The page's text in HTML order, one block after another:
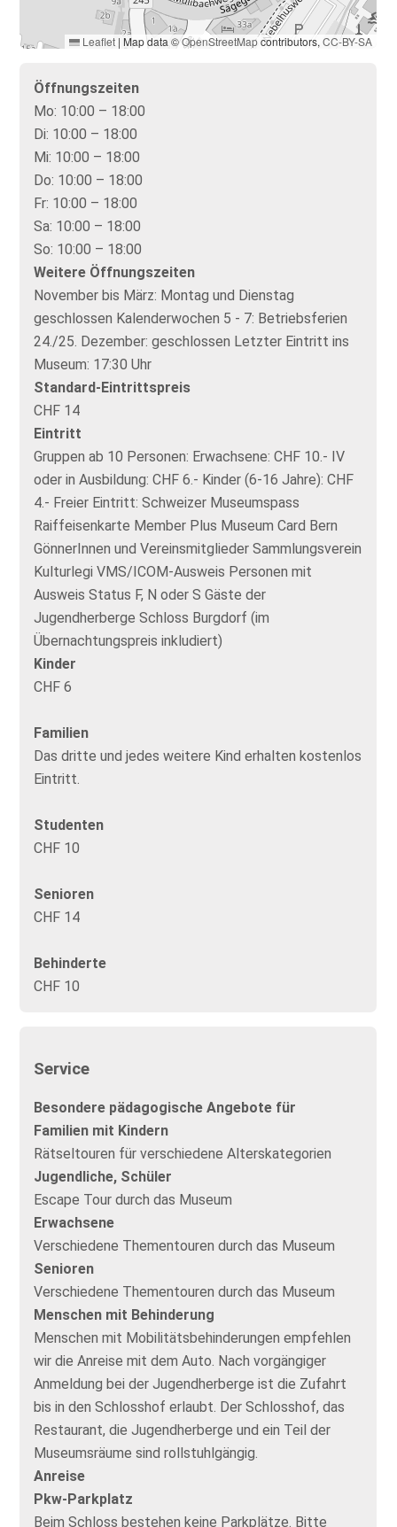
Leaflet | Map data ©OpenStreetMapcontributors,CC-BY-SA
Öffnungszeiten
Mo: 10:00 – 18:00
Di: 10:00 – 18:00
Mi: 10:00 – 18:00
Do: 10:00 – 18:00
Fr: 10:00 – 18:00
Sa: 10:00 – 18:00
So: 10:00 – 18:00
Weitere Öffnungszeiten
November bis März: Montag und Dienstag
geschlossen Kalenderwochen 5 - 7: Betriebsferien
24./25. Dezember: geschlossen Letzter Eintritt ins
Museum: 17:30 Uhr
Standard-Eintrittspreis
CHF 14
Eintritt
Gruppen ab 10 Personen: Erwachsene: CHF 10.- IV
oder in Ausbildung: CHF 6.- Kinder (6-16 Jahre): CHF
4.- Freier Eintritt: Schweizer Museumspass
Raiffeisenkarte Member Plus Museum Card Bern
GönnerInnen und Vereinsmitglieder Sammlungsverein
Kulturlegi VMS/ICOM-Ausweis Personen mit
Ausweis Status F, N oder S Gäste der
Jugendherberge Schloss Burgdorf (im
Übernachtungspreis inkludiert)
Kinder
CHF 6
Familien
Das dritte und jedes weitere Kind erhalten kostenlos
Eintritt.
Studenten
CHF 10
Senioren
CHF 14
Behinderte
CHF 10
Service
Besondere pädagogische Angebote für
Familien mit Kindern
Rätseltouren für verschiedene Alterskategorien
Jugendliche, Schüler
Escape Tour durch das Museum
Erwachsene
Verschiedene Thementouren durch das Museum
Senioren
Verschiedene Thementouren durch das Museum
Menschen mit Behinderung
Menschen mit Mobilitätsbehinderungen empfehlen
wir die Anreise mit dem Auto. Nach vorgängiger
Anmeldung bei der Jugendherberge ist die Zufahrt
bis in den Schlosshof erlaubt. Der Schlosshof, das
Restaurant, die Jugendherberge und ein Teil der
Museumsräume sind rollstuhlgängig.
Anreise
Pkw-Parkplatz
Beim Schloss bestehen keine Parkplätze. Bitte